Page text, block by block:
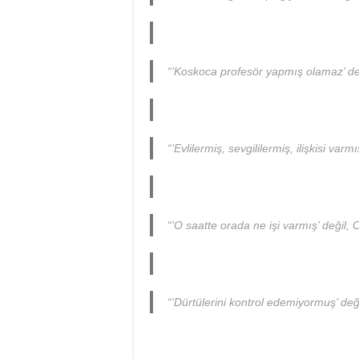
“’Koskoca profesör yapmış olamaz’
“’Evlilermiş, sevgililermiş, ilişkisi
“’O saatte orada ne işi varmış’ değil,
“’Dürtülerini kontrol edemiyormuş’